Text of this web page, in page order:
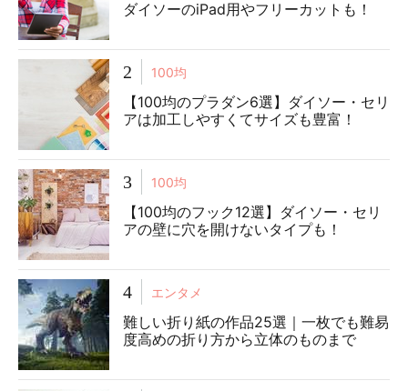
ダイソーのiPad用やフリーカットも！
2 100均
【100均のプラダン6選】ダイソー・セリ
アは加工しやすくてサイズも豊富！
3 100均
【100均のフック12選】ダイソー・セリ
アの壁に穴を開けないタイプも！
4 エンタメ
難しい折り紙の作品25選｜一枚でも難易
度高めの折り方から立体のものまで